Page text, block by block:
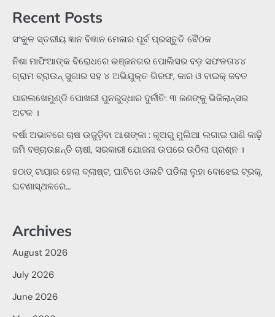
Recent Posts
ସଂକୁଳ ସ୍ତରୀୟ ଜ୍ଞାନ ବିଜ୍ଞାନ ମେଳାର ପୂର୍ବ ପ୍ରସ୍ତୁତି ବୈଠକ
ନିଶା ମାଫିଆଙ୍କ ବିରୋଧରେ ଭଞ୍ଜନଗର ପୋଲିସର ବଡ଼ ସଫଳତା୪୪
ଗ୍ରାମ ବ୍ରାଉନ୍ ସୁଗାର ସହ ୪ ଅଭିଯୁକ୍ତ ଗିରଫ, କାର ଓ ବାଇକ୍ ଜବତ
ପାରଳାଖେମୁଣ୍ଡି ପୋଖରୀ ପୁନରୁଦ୍ଧାର ଦୁର୍ନୀତି: ୩ ଜଣଙ୍କୁ ଭିଜିଲାନ୍ସର
ଅଟକ ।
ବର୍ଷା ଅଭାବରେ ଚାଷ ଉଜୁଡ଼ିବା ଆଶଙ୍କା : କୂଅରୁ ମୁଲିଆ ଲଗାଇ ପାଣି କାଢ଼ି
ଜମି ବଞ୍ଚାଉଛନ୍ତି ଚାଷୀ, ସରକାରୀ ଯୋଜନା ଉପରେ ଉଠିଲା ପ୍ରଶ୍ନ ।
ହଠାତ୍‌ ଟାୟାର ହେଲା ବ୍ଲାଷ୍ଟ, ଘାଟିରେ ଓଲଟି ପଡିଲା ଲୁହା ବୋଝେଇ ଟ୍ରକ୍‌,
ଘଟଣାସ୍ଥଳରେ…
Archives
August 2026
July 2026
June 2026